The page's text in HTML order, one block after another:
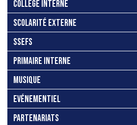
COLLÈGE INTERNE
SCOLARITÉ EXTERNE
SSEFS
PRIMAIRE INTERNE
MUSIQUE
EVÉNEMENTIEL
PARTENARIATS